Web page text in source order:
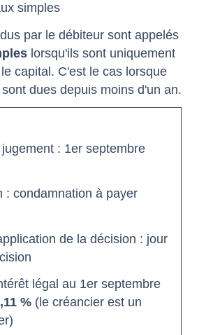
simples
par le débiteur sont appelés
lorsqu'ils sont uniquement
capital. C'est le cas lorsque
dues depuis moins d'un an.
: 1er septembre
: condamnation à payer
de la décision : jour
légal au 1er septembre
% (le créancier est un